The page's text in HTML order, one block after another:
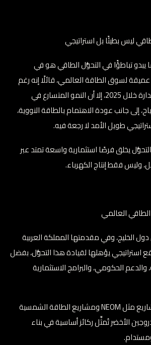
ليس بطيئًا بل استراتيجي
يبدو تباطؤًا في التحوُّل الطاقي هو في
لسوق الطاقة العالمي، قائلًا إنه رغم
استمرار الفحم في الصدارة خلال 2025، إلا أن النمو المتسارع في
إلى جانب عودة الاهتمام بالطاقة النووية،
طويل الأمد لا رجعة فيه.
يخلق فرصًا استثمارية واسعة تمتد عبر
وليس فقط إنتاج الكهرباء.
العالمي
الخليج، وفي مقدمتها المملكة العربية
استراتيجي يؤهلها لقيادة هذا التحوُّل، بفضل
والدعم الحكومي، والبرامج الاستثمارية
وأشار شقير، إلى أن مشاريع مثل NEOM ومشاريع الطاقة الشمسية
الأخضر تُمثِّل ركائز أساسية في بناء